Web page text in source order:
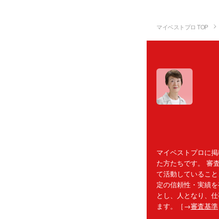
マイベストプロ TOP
マイベストプロに
た方たちです。 審
て活動しているこ
定の信頼性・実績
とし、人となり、
ます。［→審査基準